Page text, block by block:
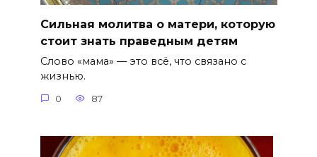
Сильная молитва о матери, которую
стоит знать праведным детям
Слово «мама» — это всё, что связано с
жизнью.
0 87